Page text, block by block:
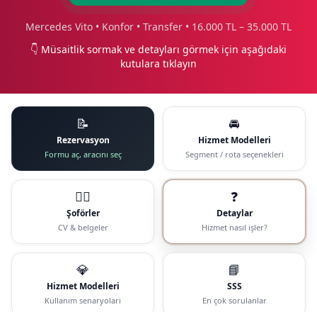
Mercedes Vito • Konfor • Transfer • 16.000 TL – 35.000 TL
👇 Müsaitlik sormak ve detayları görmek için aşağıdaki
kutulara tıklayın
📝
Rezervasyon
Formu aç, aracını seç
🚘
Hizmet Modelleri
Segment / rota seçenekleri
🧑‍✈️
Şoförler
CV & belgeler
❓
Detaylar
Hizmet nasıl işler?
💎
Hizmet Modelleri
Kullanım senaryoları
📘
SSS
En çok sorulanlar